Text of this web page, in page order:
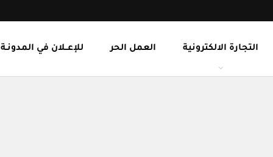
للإعــلان في المدونـة العمل الحر التجارة الالكترونية